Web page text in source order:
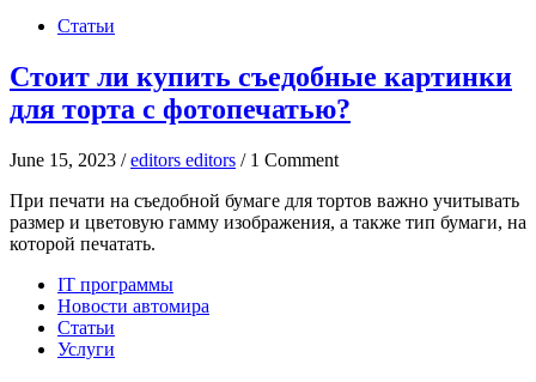
Статьи
Стоит ли купить съедобные картинки
для торта с фотопечатью?
June 15, 2023 /editors editors / 1 Comment
При печати на съедобной бумаге для тортов важно учитывать
размер и цветовую гамму изображения, а также тип бумаги, на
которой печатать.
IT программы
Новости автомира
Статьи
Услуги